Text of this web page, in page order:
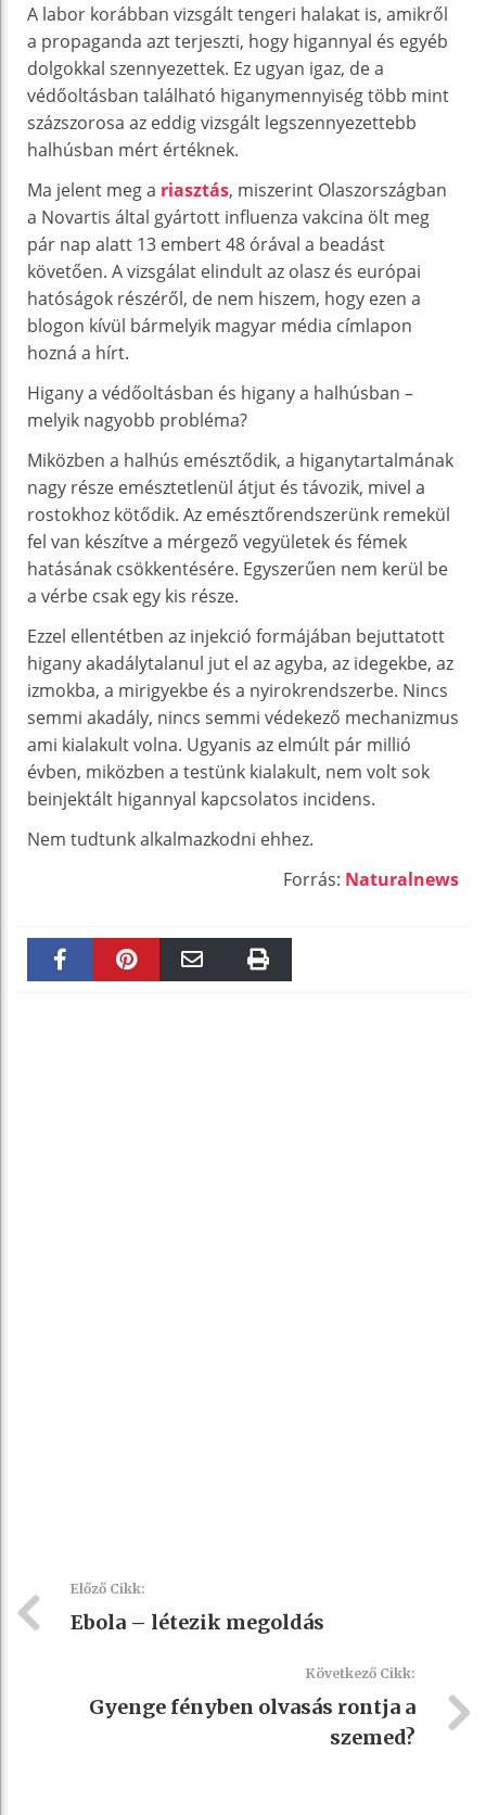
A labor korábban vizsgált tengeri halakat is, amikről
a propaganda azt terjeszti, hogy higannyal és egyéb
dolgokkal szennyezettek. Ez ugyan igaz, de a
védőoltásban található higanymennyiség több mint
százszorosa az eddig vizsgált legszennyezettebb
halhúsban mért értéknek.
Ma jelent meg a riasztás, miszerint Olaszországban
a Novartis által gyártott influenza vakcina ölt meg
pár nap alatt 13 embert 48 órával a beadást
követően. A vizsgálat elindult az olasz és európai
hatóságok részéről, de nem hiszem, hogy ezen a
blogon kívül bármelyik magyar média címlapon
hozná a hírt.
Higany a védőoltásban és higany a halhúsban –
melyik nagyobb probléma?
Miközben a halhús emésztődik, a higanytartalmának
nagy része emésztetlenül átjut és távozik, mivel a
rostokhoz kötődik. Az emésztőrendszerünk remekül
fel van készítve a mérgező vegyületek és fémek
hatásának csökkentésére. Egyszerűen nem kerül be
a vérbe csak egy kis része.
Ezzel ellentétben az injekció formájában bejuttatott
higany akadálytalanul jut el az agyba, az idegekbe, az
izmokba, a mirigyekbe és a nyirokrendszerbe. Nincs
semmi akadály, nincs semmi védekező mechanizmus
ami kialakult volna. Ugyanis az elmúlt pár millió
évben, miközben a testünk kialakult, nem volt sok
beinjektált higannyal kapcsolatos incidens.
Nem tudtunk alkalmazkodni ehhez.
Forrás: Naturalnews
Előző Cikk:
Ebola – létezik megoldás
Következő Cikk:
Gyenge fényben olvasás rontja a
szemed?